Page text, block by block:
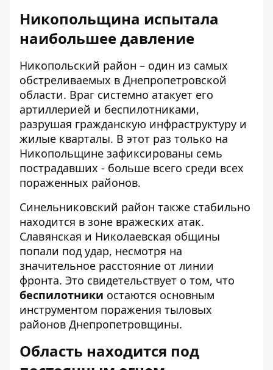
Никопольщина испытала
наибольшее давление
Никопольский район – один из самых
обстреливаемых в Днепропетровской
области. Враг системно атакует его
артиллерией и беспилотниками,
разрушая гражданскую инфраструктуру и
жилые кварталы. В этот раз только на
Никопольщине зафиксированы семь
пострадавших - больше всего среди всех
пораженных районов.
Синельниковский район также стабильно
находится в зоне вражеских атак.
Славянская и Николаевская общины
попали под удар, несмотря на
значительное расстояние от линии
фронта. Это свидетельствует о том, что
беспилотники остаются основным
инструментом поражения тыловых
районов Днепропетровщины.
Область находится под